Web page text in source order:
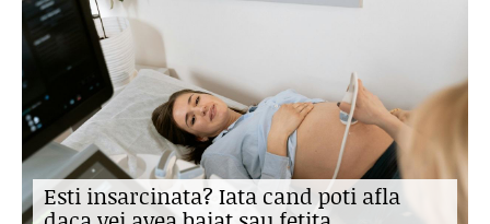
Esti insarcinata? Iata cand poti afla